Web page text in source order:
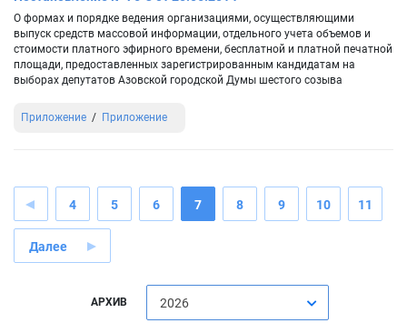
О формах и порядке ведения организациями, осуществляющими
выпуск средств массовой информации, отдельного учета объемов и
стоимости платного эфирного времени, бесплатной и платной печатной
площади, предоставленных зарегистрированным кандидатам на
выборах депутатов Азовской городской Думы шестого созыва
Приложение Приложение
4 5 6 7 8 9 10 11
Далее
АРХИВ 2026